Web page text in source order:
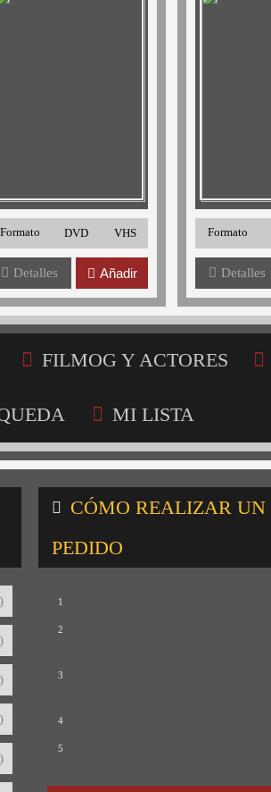
Formato DVD VHS
Detalles Añadir
Formato
Detalles
FILMOG Y ACTORES
MI LISTA
CÓMO REALIZAR UN
PEDIDO
1
2
3
4
5